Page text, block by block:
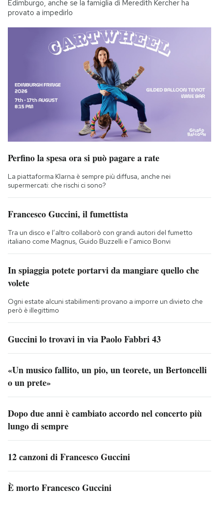
Edimburgo, anche se la famiglia di Meredith Kercher ha
provato a impedirlo
Perfino la spesa ora si può pagare a rate
La piattaforma Klarna è sempre più diffusa, anche nei
supermercati: che rischi ci sono?
Francesco Guccini, il fumettista
Tra un disco e l’altro collaborò con grandi autori del fumetto
italiano come Magnus, Guido Buzzelli e l’amico Bonvi
In spiaggia potete portarvi da mangiare quello che
volete
Ogni estate alcuni stabilimenti provano a imporre un divieto che
però è illegittimo
Guccini lo trovavi in via Paolo Fabbri 43
«Un musico fallito, un pio, un teorete, un Bertoncelli
o un prete»
Dopo due anni è cambiato accordo nel concerto più
lungo di sempre
12 canzoni di Francesco Guccini
È morto Francesco Guccini